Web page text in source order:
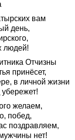
вам
день,
людей!
Отчизны
принёсет,
в личной жизни
убережет!
желаем,
побед,
поздравляем,
нет!